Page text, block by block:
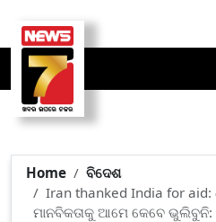
Home
ବିଦେଶ
Iran thanked India for
ମାନବିକତାକୁ ଆମେ କେବେ ଭୁଲିବୁନି: